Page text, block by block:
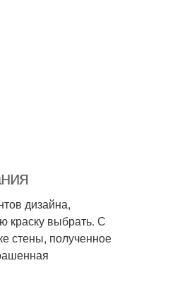
дизайна,
краску выбрать. С
стены, полученное